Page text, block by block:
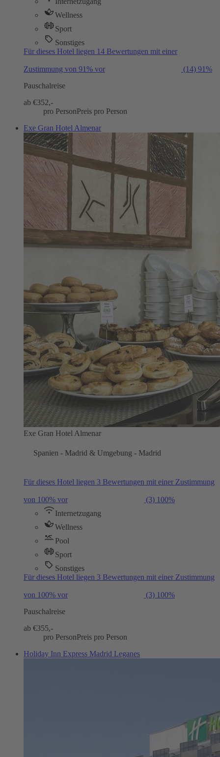
Wellness
Sport
Sonstiges
Für dieses Hotel liegen 14 Bewertungen mit einer
Zustimmung von 91% vor (14) 91%
Pauschalreise
ab €352,-
pro PersonPreis pro Person
Exe Gran Hotel Almenar
Exe Gran Hotel Almenar
Spanien - Madrid & Umgebung - Madrid
Für dieses Hotel liegen 3 Bewertungen mit einer Zustimmung
von 100% vor (3) 100%
Internetzugang
Wellness
Pool
Sport
Sonstiges
Für dieses Hotel liegen 3 Bewertungen mit einer Zustimmung
von 100% vor (3) 100%
Pauschalreise
ab €355,-
pro PersonPreis pro Person
Holiday Inn Express Madrid Leganes